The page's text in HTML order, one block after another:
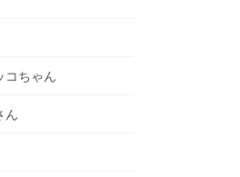
コちゃん
ん